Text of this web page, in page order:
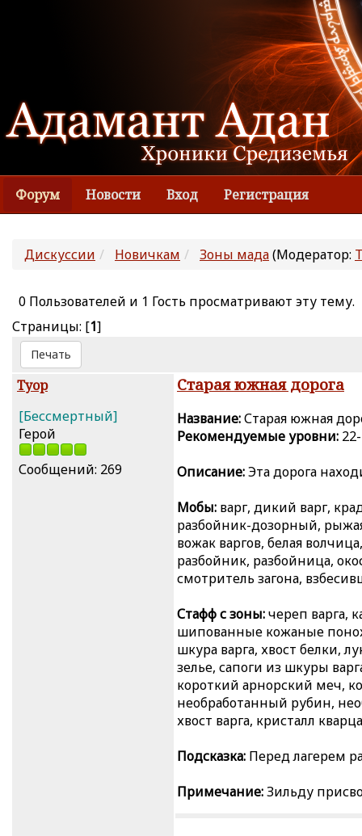
Форум Новости Вход Регистрация
Дискуссии Новичкам Зоны мада(Модератор:
0 Пользователей и 1 Гость просматривают эту тему.
Страницы: [1]
Печать
Туор
[Бессмертный]
Герой
Сообщений: 269
Старая южная дорога
Название:Старая южная
Рекомендуемые уровни:
Описание:Эта дорога
Мобы: варг, дикий варг,
разбойник-дозорный,
вожак варгов, белая
разбойник, разбойница,
смотритель загона,
Стафф с зоны:череп варга,
шипованные кожаные
шкура варга, хвост белки,
зелье, сапоги из шкуры
короткий арнорский меч,
необработанный рубин,
хвост варга, кристалл
Подсказка: Перед лагерем
Примечание:Зильду